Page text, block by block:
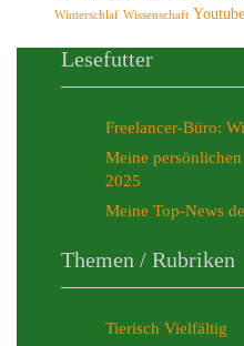
Winterschlaf Wissenschaft Youtube
Lesefutter
Freelancer-Büro:
Meine
2025
Meine Top-News
Themen / Rubriken
Tierisch Vielfältig